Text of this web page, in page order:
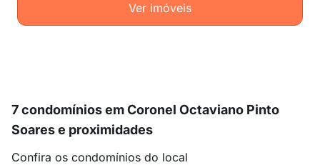
Ver imóveis
7 condomínios em Coronel Octaviano Pinto
Soares e proximidades
Confira os condomínios do local